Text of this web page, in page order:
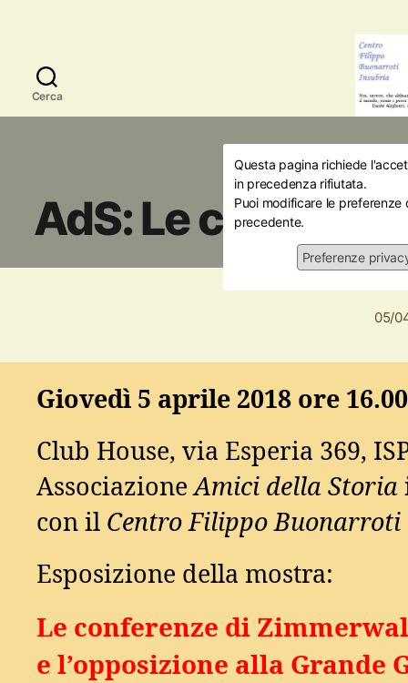
Cerca
Questa pagina richiede
in precedenza rifiutata.
Puoi modificare le
precedente.
Preferenze
Amici della Storia
AdS: Le
05/
Giovedì 5 aprile 2018 ore
Club House, via Esperia 369,
AssociazioneAmici della Storia
con il Centro Filippo Buonarroti
Esposizione della mostra:
Le conferenze di
e l’opposizione alla Grande